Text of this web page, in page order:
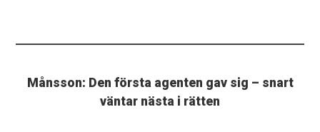
Månsson: Den första agenten gav sig – snart
En agent gav sig efter två år. Men än är det inte över